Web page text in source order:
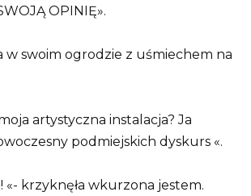
OPINIĘ».
w swoim ogrodzie z uśmiechem na
artystyczna instalacja? Ja
podmiejskich dyskurs «.
«- krzyknęła wkurzona jestem.